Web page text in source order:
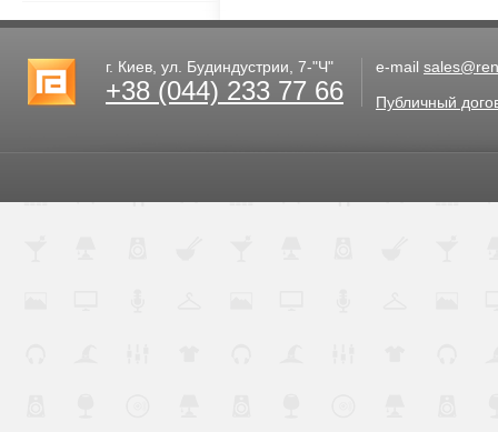
г. Киев, ул. Будиндустрии, 7-"Ч"
+38 (044) 233 77 66
e-mail
Публичный